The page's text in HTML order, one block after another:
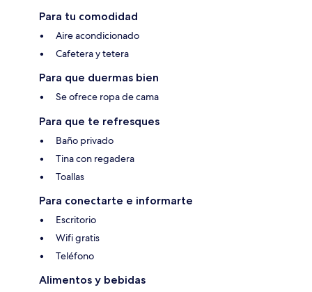
Para tu comodidad
Aire acondicionado
Cafetera y tetera
Para que duermas bien
Se ofrece ropa de cama
Para que te refresques
Baño privado
Tina con regadera
Toallas
Para conectarte e informarte
Escritorio
Wifi gratis
Teléfono
Alimentos y bebidas